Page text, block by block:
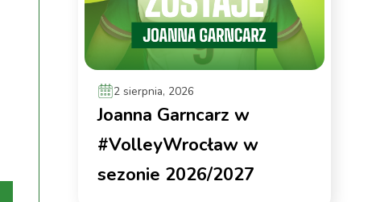
2 sierpnia, 2026
Joanna Garncarz w
#VolleyWrocław w
sezonie 2026/2027